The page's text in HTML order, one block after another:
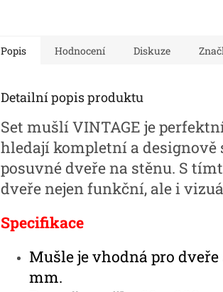
Popis Hodnocení Diskuze
Detailní popis produktu
Set mušlí VINTAGE je
hledají kompletní a designově
posuvné dveře na stěnu. S
dveře nejen funkční, ale i
Specifikace
Mušle je vhodná pro
mm.